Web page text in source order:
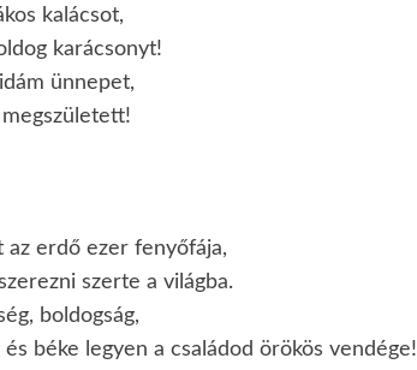
kalácsot,
karácsonyt!
ünnepet,
megszületett!
az erdő ezer fenyőfája,
szerte a világba.
boldogság,
béke legyen a családod örökös vendége!